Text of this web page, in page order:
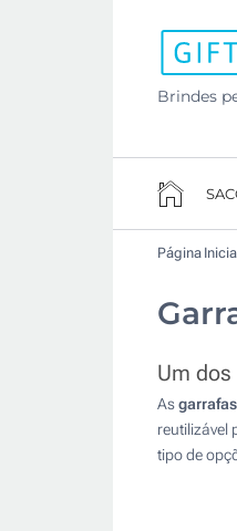
Brindes
Página
Um
As
reutilizável
tipo de